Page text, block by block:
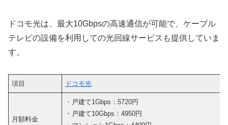
ドコモ光は、最大10Gbpsの高速通信が可能で、ケーブル
テレビの設備を利用しての光回線サービスも提供していま
す。
項目 ドコモ光
月額料金
・戸建て1Gbps：5720円
・戸建て10Gbps：4950円